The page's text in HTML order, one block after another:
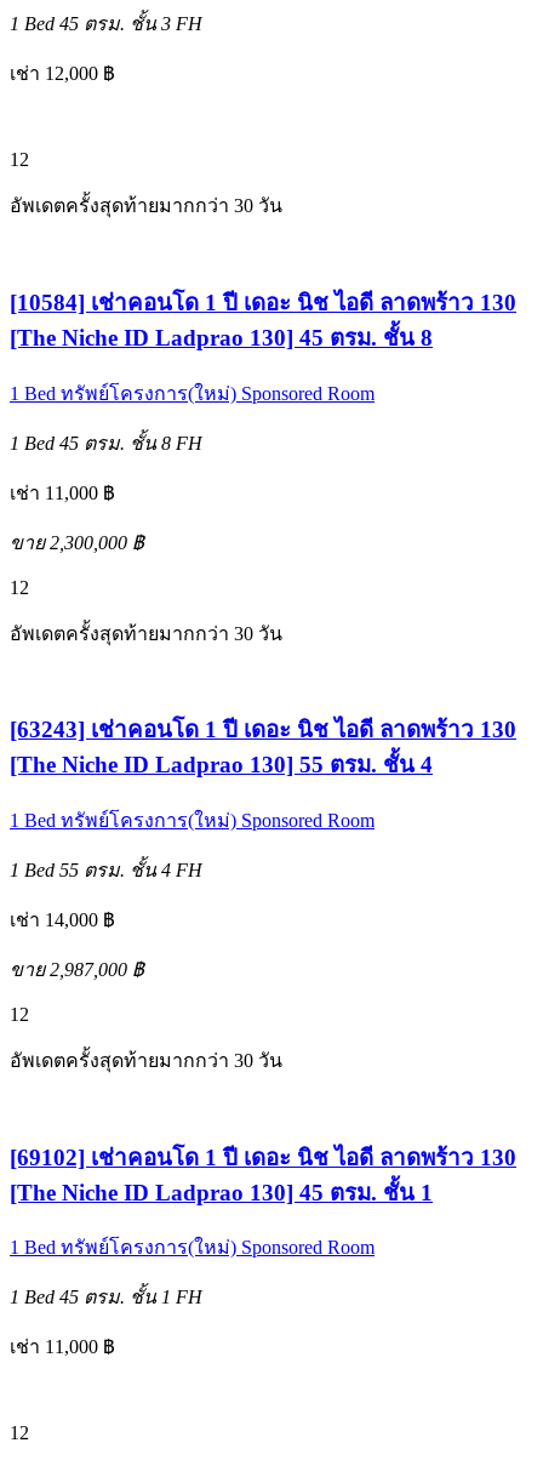
1 Bed 45 ตรม. ชั้น 3 FH
เช่า 12,000 ฿
12
อัพเดตครั้งสุดท้ายมากกว่า 30 วัน
[10584] เช่าคอนโด 1 ปี เดอะ นิช ไอดี ลาดพร้าว 130
[The Niche ID Ladprao 130] 45 ตรม. ชั้น 8
1 Bed ทรัพย์โครงการ(ใหม่) Sponsored Room
1 Bed 45 ตรม. ชั้น 8 FH
เช่า 11,000 ฿
ขาย 2,300,000 ฿
12
อัพเดตครั้งสุดท้ายมากกว่า 30 วัน
[63243] เช่าคอนโด 1 ปี เดอะ นิช ไอดี ลาดพร้าว 130
[The Niche ID Ladprao 130] 55 ตรม. ชั้น 4
1 Bed ทรัพย์โครงการ(ใหม่) Sponsored Room
1 Bed 55 ตรม. ชั้น 4 FH
เช่า 14,000 ฿
ขาย 2,987,000 ฿
12
อัพเดตครั้งสุดท้ายมากกว่า 30 วัน
[69102] เช่าคอนโด 1 ปี เดอะ นิช ไอดี ลาดพร้าว 130
[The Niche ID Ladprao 130] 45 ตรม. ชั้น 1
1 Bed ทรัพย์โครงการ(ใหม่) Sponsored Room
1 Bed 45 ตรม. ชั้น 1 FH
เช่า 11,000 ฿
12